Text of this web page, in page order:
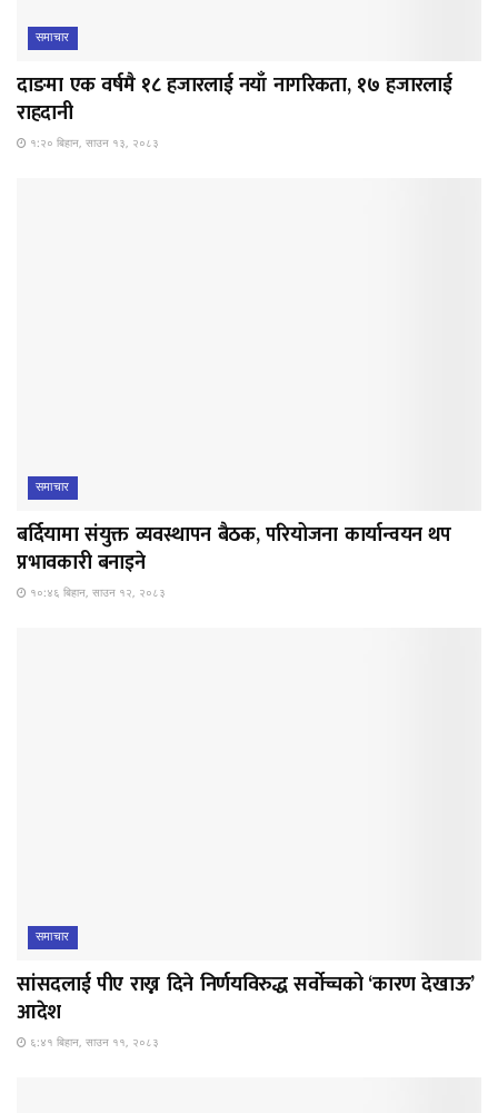
समाचार
दाङमा एक वर्षमै १८ हजारलाई नयाँ नागरिकता, १७ हजारलाई
राहदानी
१:२० बिहान, साउन १३, २०८३
समाचार
बर्दियामा संयुक्त व्यवस्थापन बैठक, परियोजना कार्यान्वयन थप
प्रभावकारी बनाइने
१०:४६ बिहान, साउन १२, २०८३
समाचार
सांसदलाई पीए राख्न दिने निर्णयविरुद्ध सर्वोच्चको ‘कारण देखाऊ’
आदेश
६:४१ बिहान, साउन ११, २०८३